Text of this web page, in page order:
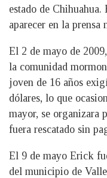
estado de
aparecer en la
El 2 de mayo de
la comunidad
joven de 16 años
dólares, lo que
mayor, se organizara
fuera rescatado sin
El 9 de mayo Erick
del municipio de